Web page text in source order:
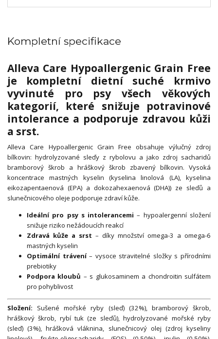
Kompletní specifikace
Alleva Care Hypoallergenic Grain Free
je kompletní dietní suché krmivo
vyvinuté pro psy všech věkových
kategorií, které snižuje potravinové
intolerance a podporuje zdravou kůži
a srst.
Alleva Care Hypoallergenic Grain Free obsahuje výlučný zdroj
bílkovin: hydrolyzované sleďy z rybolovu a jako zdroj sacharidů
bramborový škrob a hráškový škrob zbavený bílkovin. Vysoká
koncentrace mastných kyselin (kyselina linolová (LA), kyselina
eikozapentaenová (EPA) a dokozahexaenová (DHA)) ze sleďů a
slunečnicového oleje podporuje zdraví kůže.
Ideální pro psy s intolerancemi – hypoalergenní složení
snižuje riziko nežádoucích reakcí
Zdravá kůže a srst – díky množství omega-3 a omega-6
mastných kyselin
Optimální trávení– vysoce stravitelné složky s přírodními
prebiotiky
Podpora kloubů – s glukosaminem a chondroitin sulfátem
pro pohyblivost
Složení: Sušené mořské ryby (sleď) (32%), bramborový škrob,
hráškový škrob, rybí tuk (ze sleďů), hydrolyzované mořské ryby
(sleď) (3%), hrášková vláknina, slunečnicový olej (zdroj kyseliny